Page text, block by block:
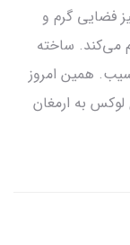
فضایی گرم و
می‌کند. ساخته
همین امروز
لوکس به ارمغان